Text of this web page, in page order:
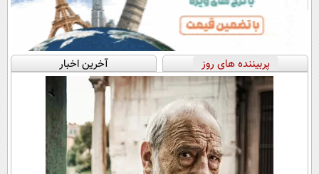
پربیننده های روز آخرین اخبار